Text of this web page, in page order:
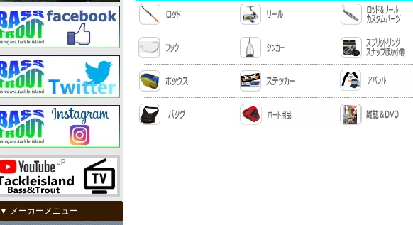
▼ メーカーメニュー